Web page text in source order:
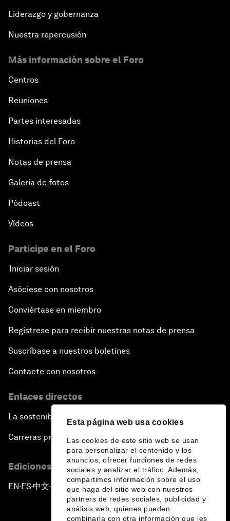
Esta página web usa cookies
Las cookies de este sitio web se usan
para personalizar el contenido y los
anuncios, ofrecer funciones de redes
sociales y analizar el tráfico. Además,
compartimos información sobre el uso
que haga del sitio web con nuestros
partners de redes sociales, publicidad y
análisis web, quienes pueden
combinarla con otra información que les
Liderazgo y gobernanza
Nuestra repercusión
Más información sobre el Foro
Centros
Reuniones
Partes interesadas
Historias del Foro
Notas de prensa
Galería de fotos
Pódcast
Vídeos
Participe en el Foro
Iniciar sesión
Asóciese con nosotros
Conviértase en miembro
Regístrese para recibir nuestras notas de prensa
Suscríbase a nuestros boletines
Contacte con nosotros
Enlaces directos
La sostenibilidad en el Foro
Carreras profesionales
Ediciones en otros idiomas
EN ▪ES▪中文▪ 日本語